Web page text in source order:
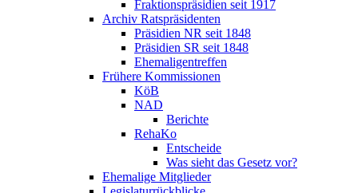
Fraktionspräsidien seit 1917
Archiv Ratspräsidenten
Präsidien NR seit 1848
Präsidien SR seit 1848
Ehemaligentreffen
Frühere Kommissionen
KöB
NAD
Berichte
RehaKo
Entscheide
Was sieht das Gesetz vor?
Ehemalige Mitglieder